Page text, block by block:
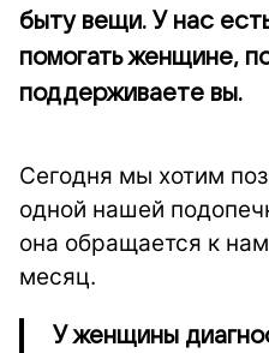
быту вещи. У нас
помогать женщине,
поддерживаете вы.
Сегодня мы хотим
одной нашей
она обращается к
месяц.
У женщины